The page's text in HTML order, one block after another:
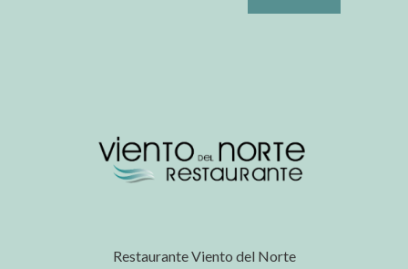
Restaurante Viento del Norte